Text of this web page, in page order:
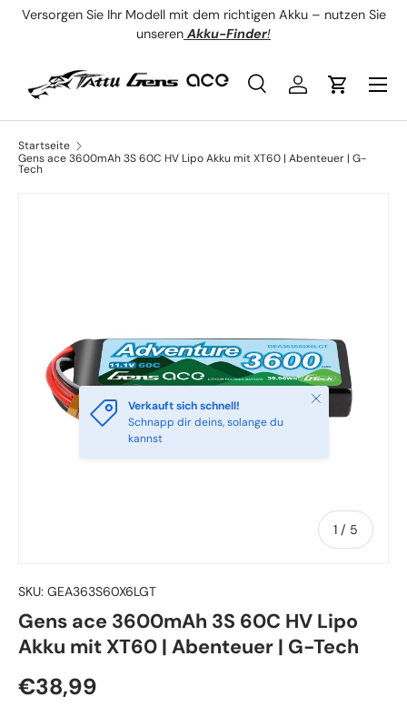
Direkt zum Inhalt
Versorgen Sie Ihr Modell mit dem richtigen Akku – nutzen Sie
unseren Akku-Finder!
Suchen
Art
SucheEinloggen
Menü
Startseite
Gens ace 3600mAh 3S 60C HV Lipo Akku mit XT60 | Abenteuer | G-
Tech
1 / von
5
Verkauft sich schnell!
Schnapp dir deins, solange du
kannst
Schließen
SKU: GEA363S60X6LGT
Gens ace 3600mAh 3S 60C HV Lipo
Akku mit XT60 | Abenteuer | G-Tech
€38,99